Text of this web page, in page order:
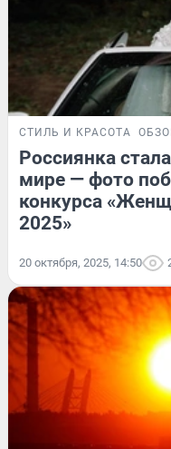
СТИЛЬ И КРАСОТА
Россиянка
мире — фото
конкурса
2025»
20 октября, 2025, 14:50